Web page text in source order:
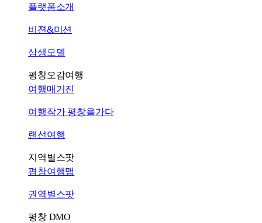
플랫폼소개
비젼&미션
상생모델
평창오감여행
여행매거진
여행작가 평창을가다
랜선여행
지역별스팟
평창여행맵
권역별스팟
평창 DMO